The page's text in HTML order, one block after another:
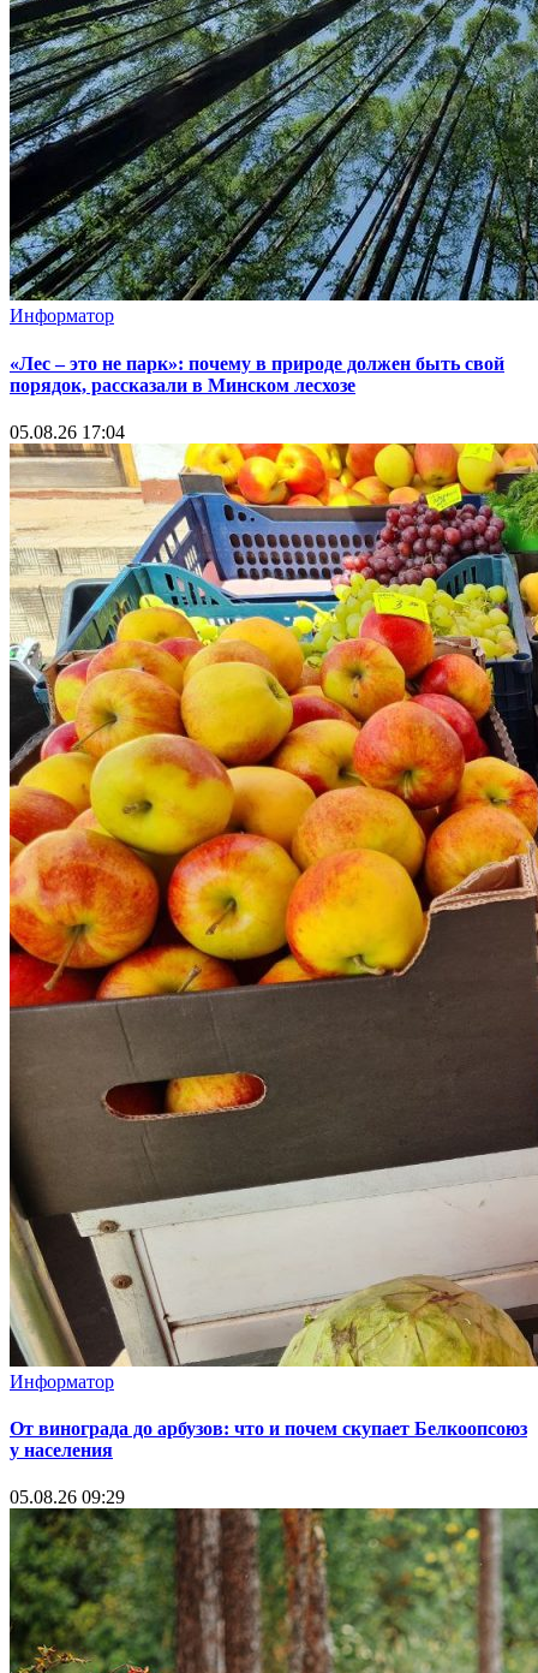
Информатор
«Лес – это не парк»: почему в природе должен быть свой
порядок, рассказали в Минском лесхозе
05.08.26 17:04
Информатор
От винограда до арбузов: что и почем скупает Белкоопсоюз
у населения
05.08.26 09:29